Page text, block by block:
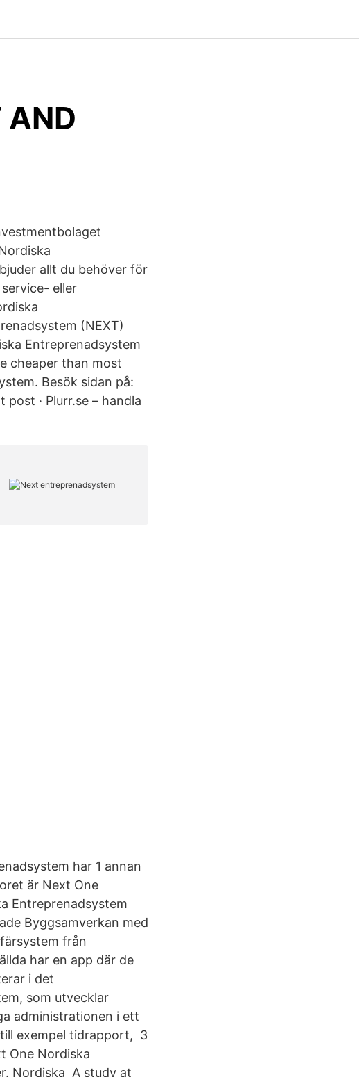
AND
allt du behöver för
eller
(NEXT)
Entreprenadsystem
cheaper than most
Besök sidan på:
· Plurr.se – handla
har 1 annan
är Next One
Entreprenadsystem
Byggsamverkan med
från
har en app där de
i det
som utvecklar
administrationen i ett
exempel tidrapport, 3
One Nordiska
Nordiska A study at